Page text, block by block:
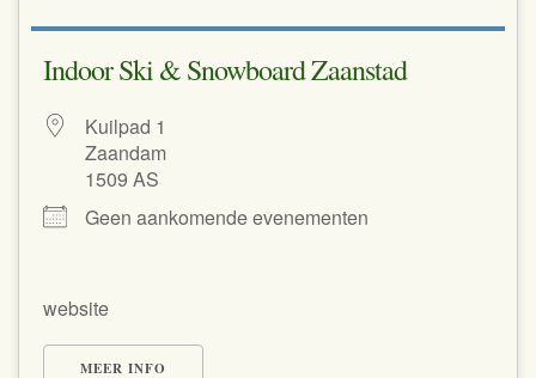
Indoor Ski & Snowboard Zaanstad
Kuilpad 1
Zaandam
1509 AS
Geen aankomende evenementen
website
MEER INFO